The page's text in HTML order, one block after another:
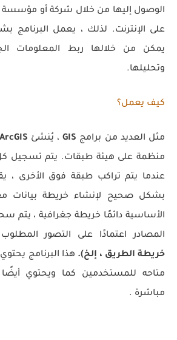
الوصول إليها من خلال شركة أو
على الإنترنت. لذلك ، يعمل
يمكن من خلالها ربط المعلومات
وتحليلها.
كيف يعمل؟
مثل العديد من برامج GIS، يُنشئ ArcGIS
منظمة على هيئة طبقات. يتم تسجيل
عندما يتم تراكب طبقة فوق الأخرى ،
بشكل صحيح لإنشاء خريطة بيانات
الأساسية دائمًا خريطة جغرافية ، يتم
المصادر اعتمادًا على التصور
خريطة الطريق ، إلخ). هذا البرنامج
متاحه للمستخدمين كما ويحتوي
مباشرة .